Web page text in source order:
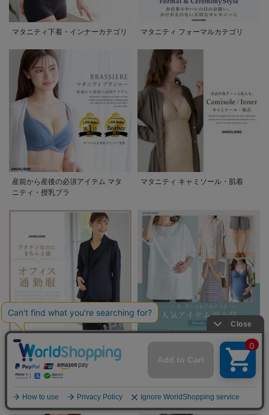
マタニティ下着・インナーカテゴリ マタニティ フォーマルカテゴリ
産前から産後の必須アイテム マタ
ニティ・授乳ブラ
マタニティ キャミソール・肌着
オフィス通勤服カテゴリ 再入荷アイテム
COLUMN
授乳服の関連情報